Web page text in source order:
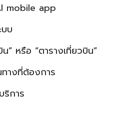
mobile app
บ
” หรือ “ตารางเที่ยวบิน”
ทางที่ต้องการ
ริการ